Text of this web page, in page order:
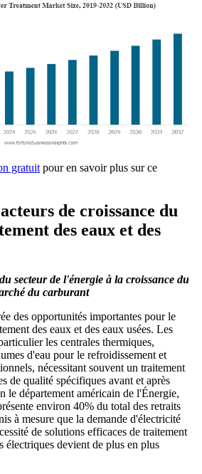
gratuit pour en savoir plus sur ce
de croissance du
des eaux et des
secteur de l'énergie à la croissance du
du carburant
des opportunités importantes pour le
des eaux et des eaux usées. Les
les centrales thermiques,
d'eau pour le refroidissement et
nécessitant souvent un traitement
de qualité spécifiques avant et après
le département américain de l'Énergie,
environ 40% du total des retraits
à mesure que la demande d'électricité
de solutions efficaces de traitement
électriques devient de plus en plus